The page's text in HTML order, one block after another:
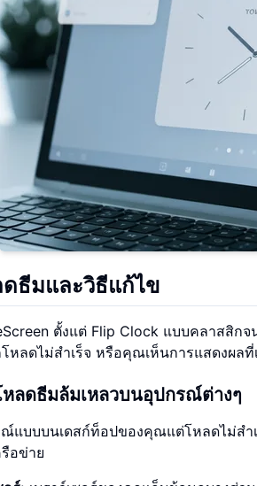
ธีมและวิธีแก้ไข
ตั้งแต่ Flip Clock แบบคลาสสิ
หลดไม่สำเร็จ หรือคุณเห็นการแสดงผ
ลดธีมล้มเหลวบนอุปกรณ์ต่างๆ
แบบบนเดสก์ท็อปของคุณแต่โหลดไม่สำ
อข่าย